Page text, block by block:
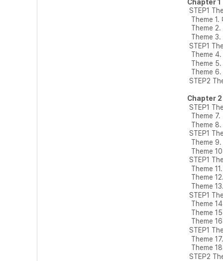
Chapter 1
STEP1
Theme 1.
Theme 2.
Theme 3.
STEP1
Theme 4.
Theme 5.
Theme 6.
STEP2
Chapter 2
STEP1
Theme 7.
Theme 8.
STEP1
Theme 9.
Theme
STEP1
Theme
Theme
Theme
STEP1
Theme
Theme
Theme 16.
STEP1
Theme
Theme
STEP2